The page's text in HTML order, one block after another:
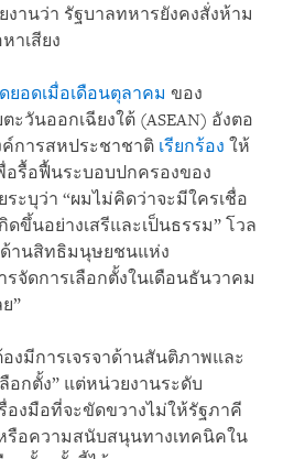
งานว่า รัฐบาลทหารยังคงสั่งห้าม
าเสียง
ยอดเมื่อเดือนตุลาคม ของ
ะวันออกเฉียงใต้ (ASEAN) อังตอ
การสหประชาชาติ เรียกร้อง ให้
อรื้อฟื้นระบอบปกครองของ
ระบุว่า “ผมไม่คิดว่าจะมีใครเชื่อ
ดขึ้นอย่างเสรีและเป็นธรรม” โวล
ด้านสิทธิมนุษยชนแห่ง
รจัดการเลือกตั้งในเดือนธันวาคม
”
องมีการเจรจาด้านสันติภาพและ
อกตั้ง” แต่หน่วยงานระดับ
งมือที่จะขัดขวางไม่ให้รัฐภาคี
รือความสนับสนุนทางเทคนิคใน